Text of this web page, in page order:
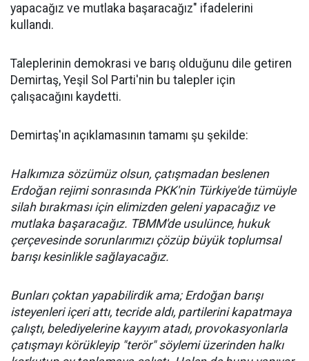
yapacağız ve mutlaka başaracağız" ifadelerini
kullandı.
Taleplerinin demokrasi ve barış olduğunu dile getiren
Demirtaş, Yeşil Sol Parti'nin bu talepler için
çalışacağını kaydetti.
Demirtaş'ın açıklamasının tamamı şu şekilde:
Halkımıza sözümüz olsun, çatışmadan beslenen
Erdoğan rejimi sonrasında PKK'nin Türkiye'de tümüyle
silah bırakması için elimizden geleni yapacağız ve
mutlaka başaracağız. TBMM'de usulünce, hukuk
çerçevesinde sorunlarımızı çözüp büyük toplumsal
barışı kesinlikle sağlayacağız.
Bunları çoktan yapabilirdik ama; Erdoğan barışı
isteyenleri içeri attı, tecride aldı, partilerini kapatmaya
çalıştı, belediyelerine kayyım atadı, provokasyonlarla
çatışmayı körükleyip "terör" söylemi üzerinden halkı